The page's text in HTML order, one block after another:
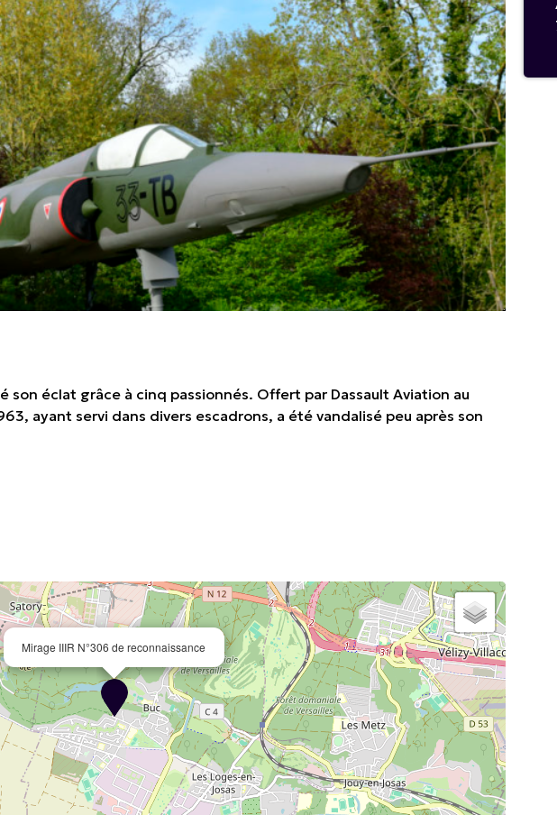
son éclat grâce à cinq passionnés. Offert par Dassault Aviation au
ayant servi dans divers escadrons, a été vandalisé peu après son
Mirage IIIR N°306 de reconnaissance